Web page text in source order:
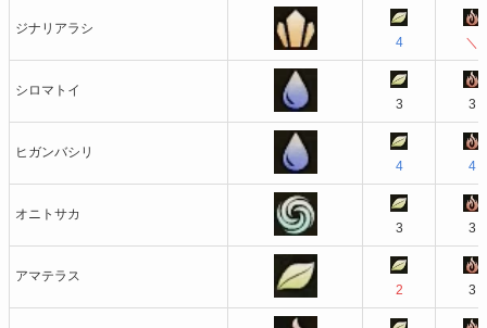
ジナリアラシ
4
＼
シロマトイ
3
3
ヒガンバシリ
4
4
オニトサカ
3
3
アマテラス
2
3